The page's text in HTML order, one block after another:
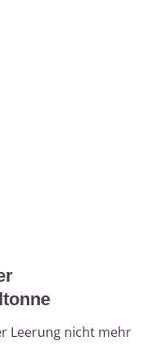
Leerung nicht mehr